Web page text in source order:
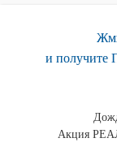
и
Акция